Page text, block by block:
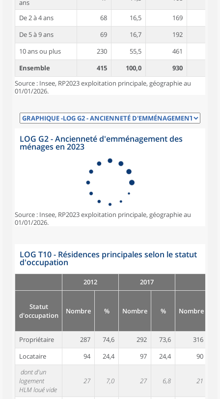
ans
De 2 à 4 ans 68 16,5 169
De 5 à 9 ans
69 16,7 192
10 ans ou plus
230 55,5 461
Ensemble
415 100,0 930
Source : Insee, RP2023 exploitation principale, géographie au
01/01/2026.
LOG G2 - Ancienneté d'emménagement des
ménages en 2023
Source : Insee, RP2023 exploitation principale, géographie au
01/01/2026.
LOG T10 - Résidences principales selon le statut
d'occupation
2012 2017
Statut
d'occupation
Nombre % Nombre % Nombre
Propriétaire 287 74,6 292 73,6 316
Locataire
94 24,4 97 24,4 90
dont d'un
logement
HLM loué vide
27 7,0 27 6,8 21